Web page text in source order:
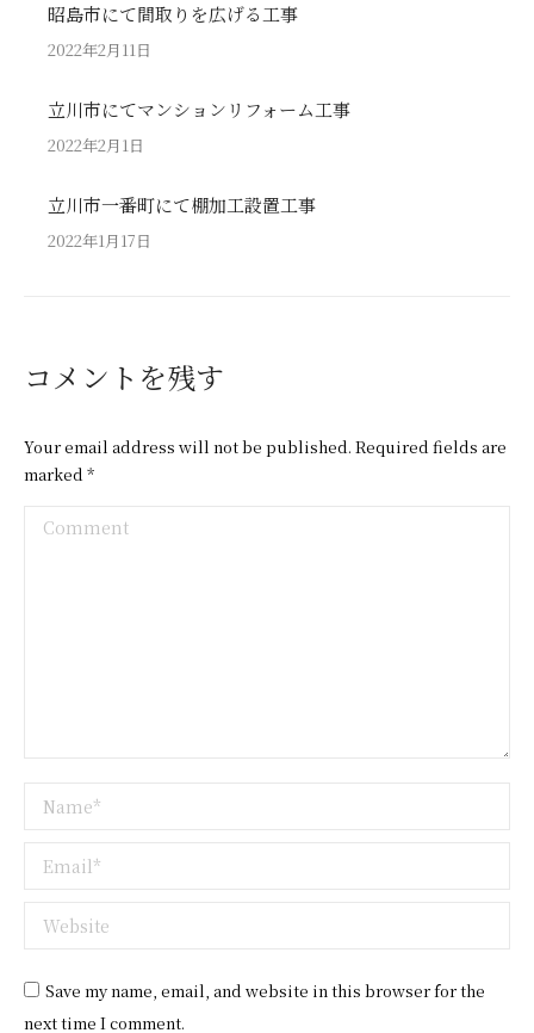
昭島市にて間取りを広げる工事
2022年2月11日
立川市にてマンションリフォーム工事
2022年2月1日
立川市一番町にて棚加工設置工事
2022年1月17日
コメントを残す
Your email address will not be published. Required fields are
marked*
Comment
Name *
Email *
Website
Save my name, email, and website in this browser for the
next time I comment.